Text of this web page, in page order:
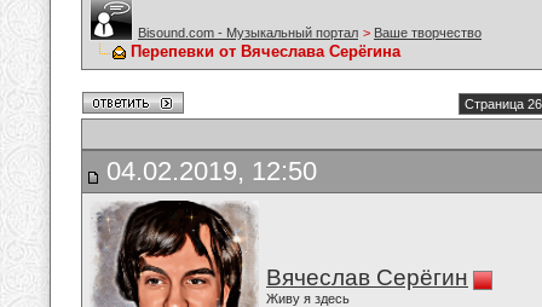
Bisound.com - Музыкальный портал > Ваше творчество
Перепевки от Вячеслава Серёгина
Страница
04.02.2019, 12:50
Вячеслав Серёгин
Живу я здесь